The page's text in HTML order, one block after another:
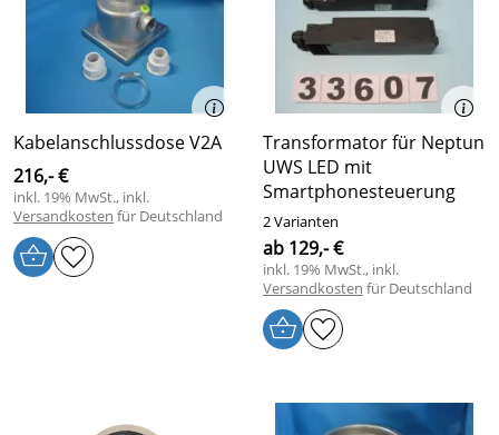
Kabelanschlussdose V2A
216,- €
inkl. 19% MwSt., inkl.
Versandkosten für Deutschland
Transformator für Neptun
UWS LED mit
Smartphonesteuerung
2 Varianten
ab 129,- €
inkl. 19% MwSt., inkl.
Versandkosten für Deutschland